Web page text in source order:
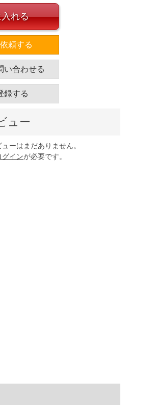
れる
頼する
い合わせる
録する
ュー
ーはまだありません。
グインが必要です。